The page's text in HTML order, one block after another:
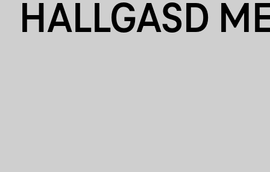
HALLGASD